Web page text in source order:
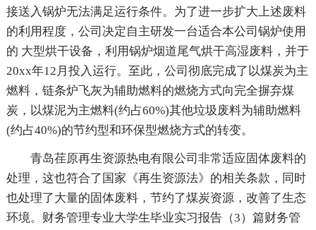
接送入锅炉无法满足运行条件。为了进一步扩大上述废料
的利用程度，公司决定自主研发一台适合本公司锅炉使用
的 大型烘干设备，利用锅炉烟道尾气烘干高湿废料，并于
20xx年12月投入运行。至此，公司彻底完成了以煤炭为主
燃料，链条炉飞灰为辅助燃料的燃烧方式向完全摒弃煤
炭，以煤泥为主燃料(约占60%)其他垃圾废料为辅助燃料
(约占40%)的节约型和环保型燃烧方式的转变。
青岛荏原再生资源热电有限公司非常适应固体废料的
处理，这也符合了国家《再生资源法》的相关条款，同时
也处理了大量的固体废料，节约了煤炭资源，改善了生态
环境。财务管理专业大学生毕业实习报告（3）篇财务管